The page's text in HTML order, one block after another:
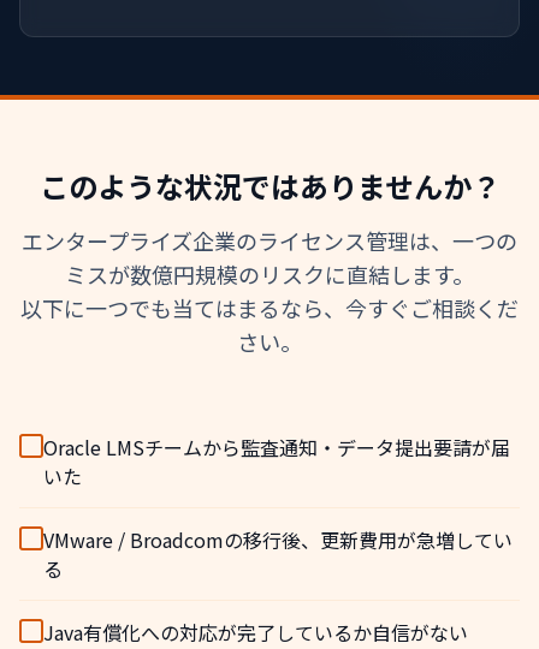
このような状況ではありませんか？
エンタープライズ企業のライセンス管理は、一つの
ミスが数億円規模のリスクに直結します。
以下に一つでも当てはまるなら、今すぐご相談くだ
さい。
Oracle LMSチームから監査通知・データ提出要請が届
いた
VMware / Broadcomの移行後、更新費用が急増してい
る
Java有償化への対応が完了しているか自信がない